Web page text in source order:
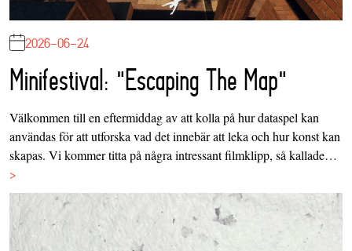
2026-06-24
Minifestival: "Escaping The Map"
Välkommen till en eftermiddag av att kolla på hur dataspel kan
användas för att utforska vad det innebär att leka och hur konst kan
skapas. Vi kommer titta på några intressant filmklipp, så kallade…
>